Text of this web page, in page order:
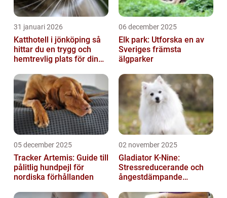
31 januari 2026
Katthotell i jönköping så
hittar du en trygg och
hemtrevlig plats för din
06 december 2025
Elk park: Utforska en av
Sveriges främsta
älgparker
05 december 2025
Tracker Artemis: Guide till
pålitlig hundpejl för
nordiska förhållanden
02 november 2025
Gladiator K-Nine:
Stressreducerande och
ångestdämpande